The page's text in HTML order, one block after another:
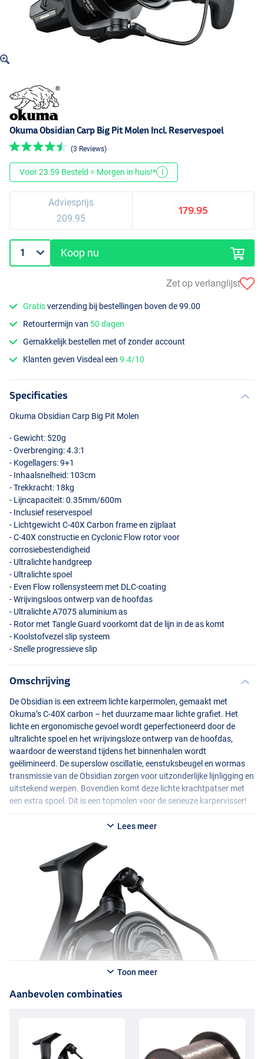
Okuma Obsidian Carp Big Pit Molen Incl. Reservespoel
(3 Reviews)
Voor 23:59 Besteld = Morgen in huis!* i
Adviesprijs
209.95
179.95
Koop nu
Zet op verlanglijst
Gratisverzending bij bestellingen boven de 99.00
Retourtermijn van 50 dagen
Gemakkelijk bestellen met of zonder account
Klanten geven Visdeal een9.4/10
Specificaties
Okuma Obsidian Carp Big Pit Molen
- Gewicht: 520g
- Overbrenging: 4.3:1
- Kogellagers: 9+1
- Inhaalsnelheid: 103cm
- Trekkracht: 18kg
- Lijncapaciteit: 0.35mm/600m
- Inclusief reservespoel
- Lichtgewicht C-40X Carbon frame en zijplaat
- C-40X constructie en Cyclonic Flow rotor voor
corrosiebestendigheid
- Ultralichte handgreep
- Ultralichte spoel
- Even Flow rollensysteem met DLC-coating
- Wrijvingsloos ontwerp van de hoofdas
- Ultralichte A7075 aluminium as
- Rotor met Tangle Guard voorkomt dat de lijn in de as komt
- Koolstofvezel slip systeem
- Snelle progressieve slip
Omschrijving
De Obsidian is een extreem lichte karpermolen, gemaakt met
Okuma’s C-40X carbon – het duurzame maar lichte grafiet. Het
lichte en ergonomische gevoel wordt geperfectioneerd door de
ultralichte spoel en het wrijvingsloze ontwerp van de hoofdas,
waardoor de weerstand tijdens het binnenhalen wordt
geëlimineerd. De superslow oscillatie, eenstuksbeugel en wormas
transmissie van de Obsidian zorgen voor uitzonderlijke lijnligging en
uitstekend werpen. Bovendien komt deze lichte krachtpatser met
een extra spoel. Dit is een topmolen voor de serieuze karpervisser!
Lees meer
Toon meer
Aanbevolen combinaties